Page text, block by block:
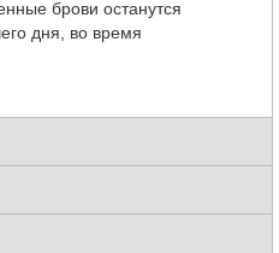
брови останутся
дня, во время